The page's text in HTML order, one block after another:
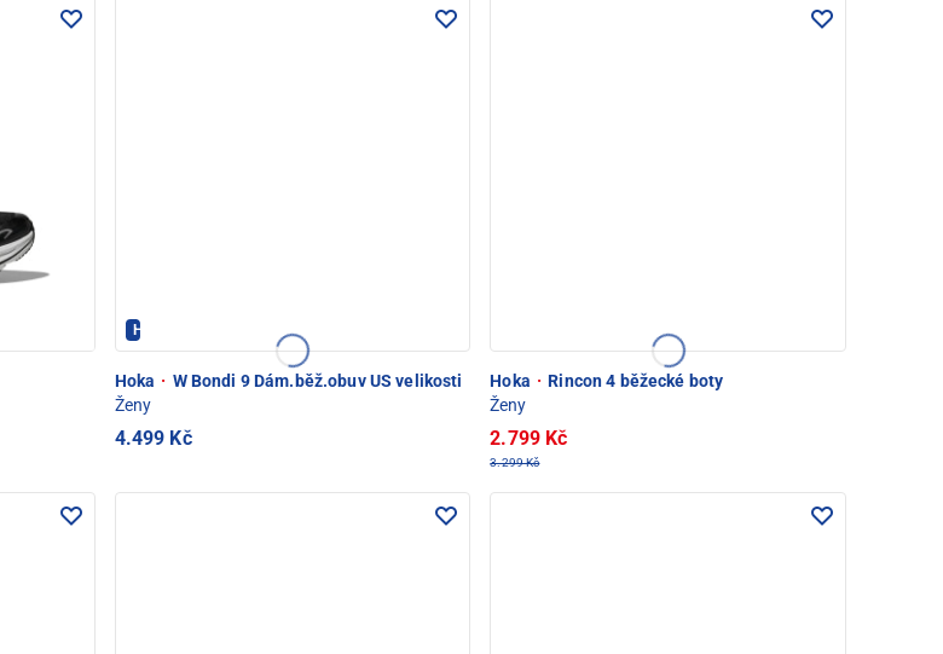
Hoka - PEC POD SNĚŽKOU
Hoka · W Bondi 9 Dám.běž.obuv US velikosti
Ženy
4.499 Kč
Hoka · Rincon 4 běžecké boty
Ženy
2.799 Kč
3.299 Kč